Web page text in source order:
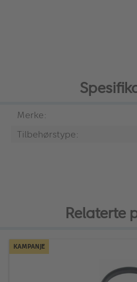
Merke:
Tilbehørstype:
Relaterte
KAMPANJE